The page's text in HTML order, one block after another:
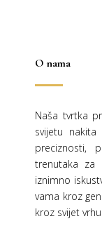
O nama
Naša tvrtka
svijetu
preciznosti,
trenutaka za
iznimno
vama kroz
kroz svijet